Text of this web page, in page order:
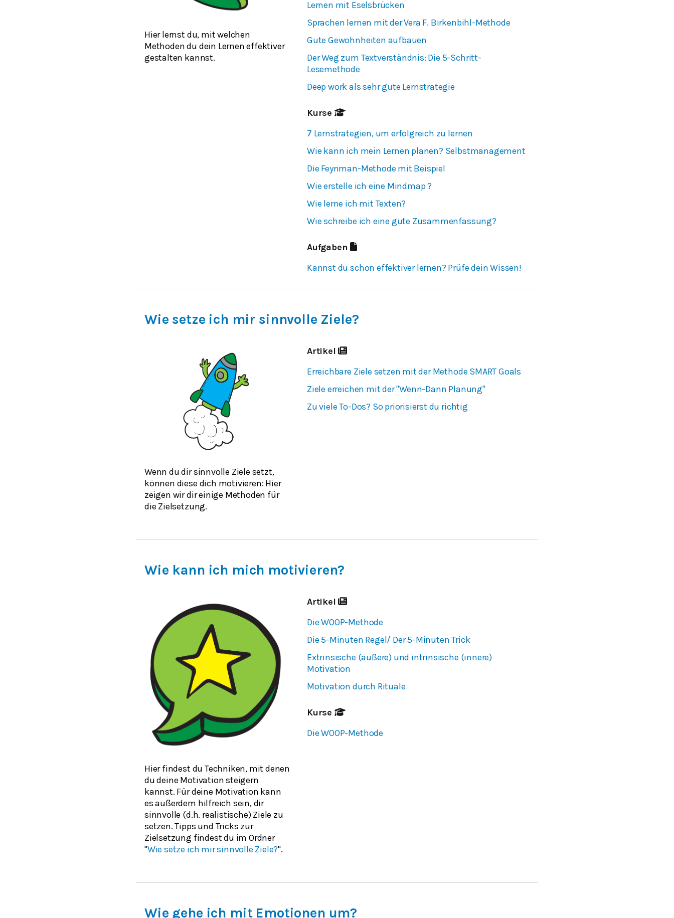
Hier lernst du, mit welchen
Methoden du dein Lernen effektiver
gestalten kannst.
Lernen mit Eselsbrücken
Sprachen lernen mit der Vera F. Birkenbihl-Methode
Gute Gewohnheiten aufbauen
Der Weg zum Textverständnis: Die 5-Schritt-
Lesemethode
Deep work als sehr gute Lernstrategie
Kurse
7 Lernstrategien, um erfolgreich zu lernen
Wie kann ich mein Lernen planen? Selbstmanagement
Die Feynman-Methode mit Beispiel
Wie erstelle ich eine Mindmap ?
Wie lerne ich mit Texten?
Wie schreibe ich eine gute Zusammenfassung?
Aufgaben
Kannst du schon effektiver lernen? Prüfe dein Wissen!
Wie setze ich mir sinnvolle Ziele?
Wenn du dir sinnvolle Ziele setzt,
können diese dich motivieren: Hier
zeigen wir dir einige Methoden für
die Zielsetzung.
Artikel
Erreichbare Ziele setzen mit der Methode SMART Goals
Ziele erreichen mit der "Wenn-Dann Planung"
Zu viele To-Dos? So priorisierst du richtig
Wie kann ich mich motivieren?
Hier findest du Techniken, mit denen
du deine Motivation steigern
kannst. Für deine Motivation kann
es außerdem hilfreich sein, dir
sinnvolle (d.h. realistische) Ziele zu
setzen. Tipps und Tricks zur
Zielsetzung findest du im Ordner
"Wie setze ich mir sinnvolle Ziele?".
Artikel
Die WOOP-Methode
Die 5-Minuten Regel/ Der 5-Minuten Trick
Extrinsische (äußere) und intrinsische (innere)
Motivation
Motivation durch Rituale
Kurse
Die WOOP-Methode
Wie gehe ich mit Emotionen um?